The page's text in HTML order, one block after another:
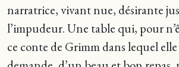
narratrice, vivant nue, désirante
l’impudeur. Une table qui, pour
ce conte de Grimm dans lequel elle